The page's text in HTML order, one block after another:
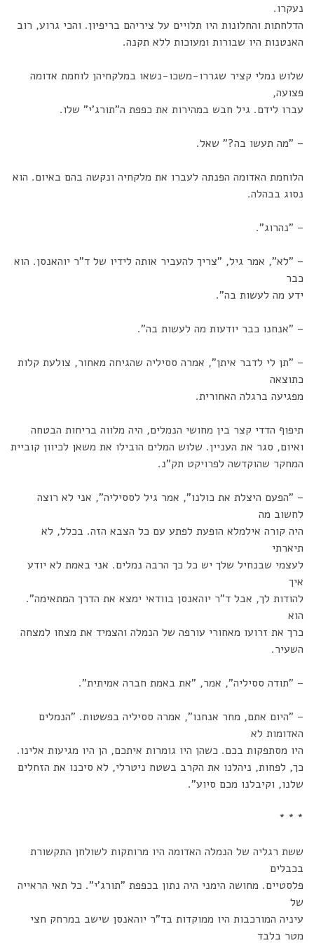
נעקרו.
הדלחתות והחלונות היו תלויים על ציריהם בריפיון. והכי גרוע, רוב
האנטנות היו שבורות ומעוכות ללא תקנה.
שלוש נמלי קציר שגררו-משכו-נשאו במלקחיהן לוחמת אדומה
פצועה,
עברו לידם. גיל חבש במהירות את כפפת ה"תורג'י" שלו.
– "מה תעשו בה?" שאל.
הלוחמת האדומה הפנתה לעברו את מלקחיה ונקשה בהם באיום. הוא
נסוג בבהלה.
– "נהרוג".
– "לא", אמר גיל, "צריך להעביר אותה לידיו של ד"ר יוהאנסן. הוא
כבר
ידע מה לעשות בה".
– "אנחנו כבר יודעות מה לעשות בה".
– "תן לי לדבר איתן", אמרה ססיליה שהגיחה מאחור, צולעת קלות
כתוצאה
מפגיעה ברגלה האחורית.
תיפוף הדדי קצר בין מחושי הנמלים, היה מלווה בריחות הבטחה
ואיום, סגר את העניין. שלוש המלים הובילו את משאן לכיוון קוביית
המחקר שהוקדשה לפרויקט תק"נ.
– "הפעם היצלת את כולנו", אמר גיל לססיליה", אני לא רוצה
לחשוב מה
היה קורה אילמלא הופעת לפתע עם כל הצבא הזה. בכלל, לא
תיארתי
לעצמי שבנחיל שלך יש כל כך הרבה נמלים. אני באמת לא יודע
איך
להודות לך, אבל ד"ר יוהאנסן בוודאי ימצא את הדרך המתאימה".
הוא
כרך את זרועו מאחורי עורפה של הנמלה והצמיד את מצחו למצחה
השעיר.
– "תודה ססיליה", אמר, "את באמת חברה אמיתית".
– "היום אתם, מחר אנחנו", אמרה ססיליה בפשטות. "הנמלים
האדומות לא
היו מסתפקות בכם. כשהן היו גומרות איתכם, הן היו מגיעות אלינו.
כך, לפחות, ניהלנו את הקרב בשטח ניטרלי, לא סיכנו את הזחלים
שלנו, וקיבלנו מכם סיוע".
* * *
ששת רגליה של הנמלה האדומה היו מרותקות לשולחן התקשורת
בכבלים
פלסטיים. מחושה הימני היה נתון בכפפת "תורג'י". כל תאי הראייה
של
עיניה המורכבות היו ממוקדות בד"ר יוהאנסן שישב במרחק חצי
מטר בלבד